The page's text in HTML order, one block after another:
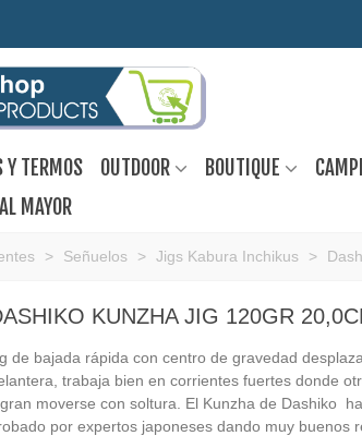
Y TERMOS OUTDOOR BOUTIQUE
MAYOR
> Señuelos > Jigs Kabura Inchikus >
KUNZHA JIG 120GR
de bajada rápida con centro de gravedad
trabaja bien en corrientes fuertes donde
moverse con soltura. El Kunzha de Dashiko
por expertos japoneses dando muy buenos